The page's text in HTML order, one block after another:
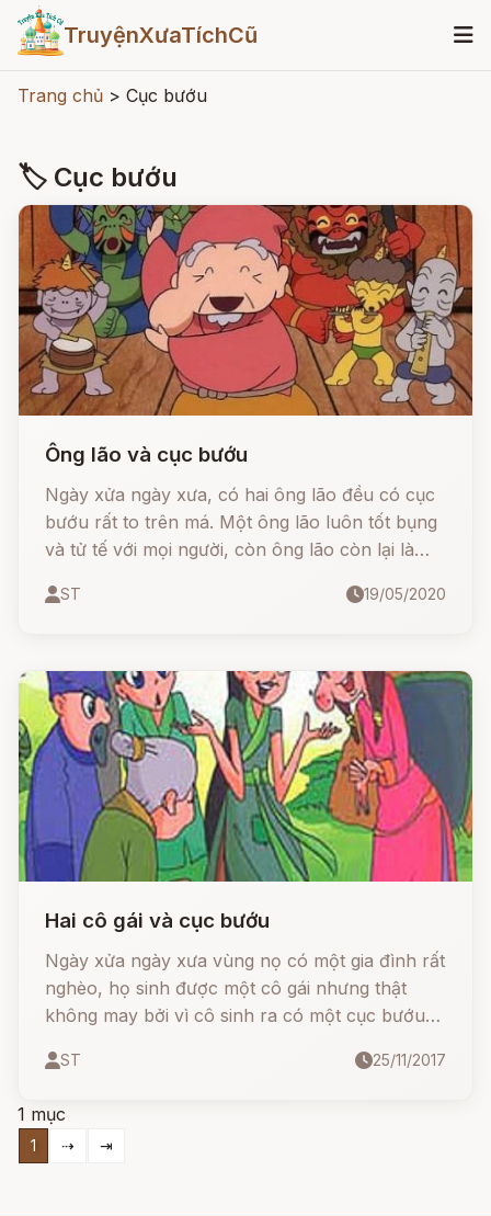
TruyệnXưaTíchCũ
Trang chủ > Cục bướu
🏷 Cục bướu
Ông lão và cục bướu
Ngày xửa ngày xưa, có hai ông lão đều có cục
bướu rất to trên má. Một ông lão luôn tốt bụng
và tử tế với mọi người, còn ông lão còn lại là
trẻ trêu chọc cục bướu của mình.
ST 19/05/2020
Hai cô gái và cục bướu
Ngày xửa ngày xưa vùng nọ có một gia đình rất
nghèo, họ sinh được một cô gái nhưng thật
không may bởi vì cô sinh ra có một cục bướu
thì cục bướu ấy cũng càng to hơn, bởi vậy nên
ST 25/11/2017
1 mục
1 ⇢ ⇥